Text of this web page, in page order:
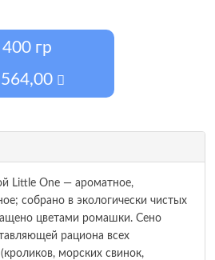
400 гр
564,00
Little One — ароматное,
собрано в экологически чистых
цветами ромашки. Сено
рациона всех
морских свинок,